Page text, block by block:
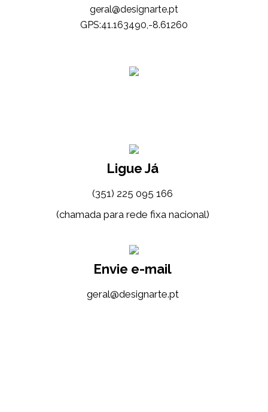
tp.etrangised@lareg
GPS:41.163490,-8.61260
Ligue Já
(351) 225 095 166
(chamada para rede fixa nacional)
Envie e-mail
tp.etrangised@lareg